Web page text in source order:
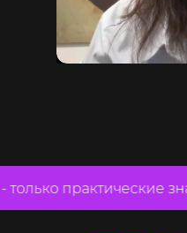
практические